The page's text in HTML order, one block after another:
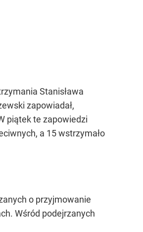
Stanisława
zapowiadał,
piątek te zapowiedzi
a 15 wstrzymało
o przyjmowanie
Wśród podejrzanych